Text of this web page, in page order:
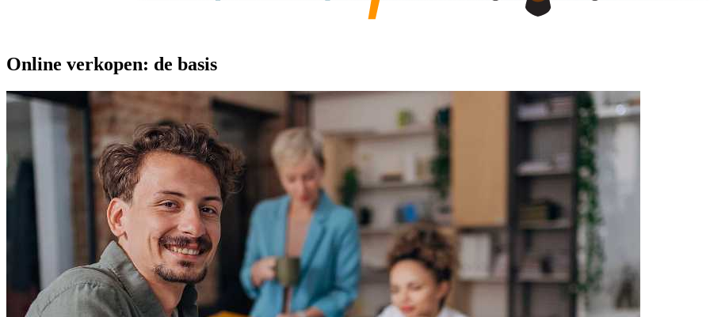
Online verkopen: de basis